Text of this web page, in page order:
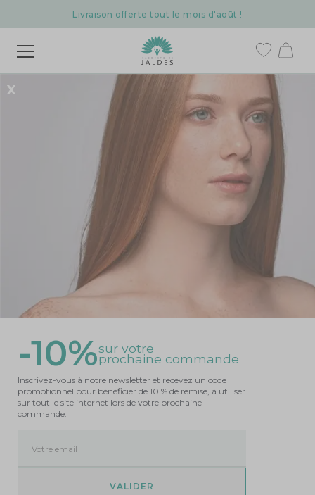
Livraison offerte tout le mois d'août !
X
-10%sur votre
prochaine commande
Inscrivez-vous à notre newsletter et recevez un code
promotionnel pour bénéficier de 10 % de remise, à utiliser
sur tout le site internet lors de votre prochaine
commande.
Votre email
PEAU & CHEVEUX
Profitez de -25 % sur notre programme beauté, conçu pour redonner
confort à la peau et pour sublimer cheveux et ongles !
DÉCOUVRIR
Les incontournables de saison